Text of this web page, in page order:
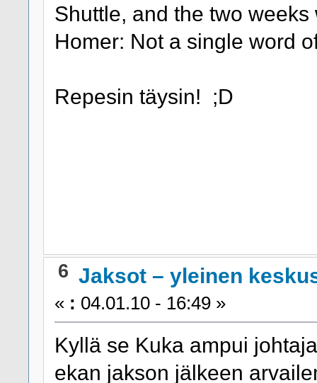
Shuttle, and the two
Homer: Not a single word
Repesin täysin! ;D
6 Jaksot – yleinen
« : 04.01.10 - 16:49 »
Kyllä se Kuka ampui
ekan jakson jälkeen